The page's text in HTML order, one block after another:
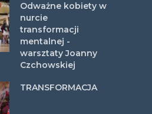
Odważne kobiety w
nurcie
transformacji
mentalnej -
warsztaty Joanny
Czchowskiej
TRANSFORMACJA